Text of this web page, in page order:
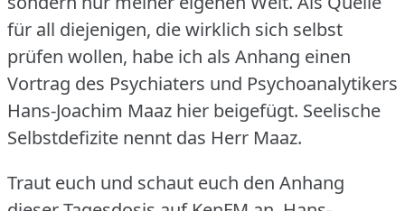
für all diejenigen, die wirklich sich selbst
prüfen wollen, habe ich als Anhang einen
Vortrag des Psychiaters und Psychoanalytikers
Hans-Joachim Maaz hier beigefügt. Seelische
Selbstdefizite nennt das Herr Maaz.
Traut euch und schaut euch den Anhang